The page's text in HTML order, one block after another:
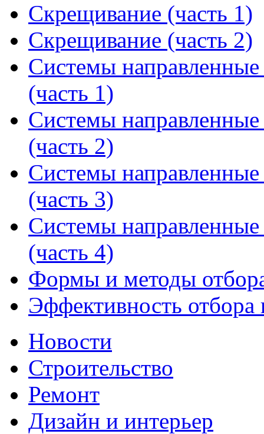
Скрещивание (часть 1)
Скрещивание (часть 2)
Системы направленные
(часть 1)
Системы направленные
(часть 2)
Системы направленные
(часть 3)
Системы направленные
(часть 4)
Формы и методы
Эффективность отбора
Новости
Строительство
Ремонт
Дизайн и интерьер